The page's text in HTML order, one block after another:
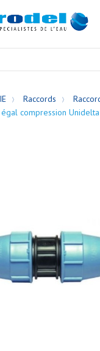
Raccords
égal compression